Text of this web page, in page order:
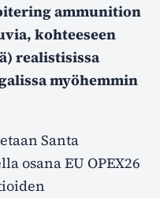
ammunition
kohteeseen
realistisissa
myöhemmin
Santa
osana EU OPEX26